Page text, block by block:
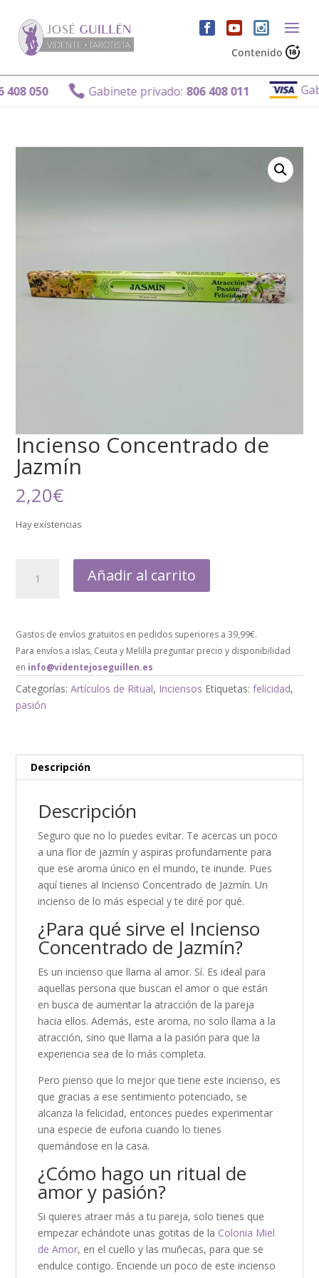
Contenido
050 Gabinete privado: 806 408 011
Incienso Concentrado de
Jazmín
2,20€
Hay existencias
Añadir al carrito
Gastos de envíos gratuitos en pedidos superiores a 39,99€.
Para envíos a islas, Ceuta y Melilla preguntar precio y disponibilidad
en info@videntejoseguillen.es
Categorías:Artículos de Ritual, Inciensos Etiquetas:felicidad,
pasión
Descripción
Descripción
Seguro que no lo puedes evitar. Te acercas un poco
a una flor de jazmín y aspiras profundamente para
que ese aroma único en el mundo, te inunde. Pues
aquí tienes al Incienso Concentrado de Jazmín. Un
incienso de lo más especial y te diré por qué.
¿Para qué sirve el Incienso
Concentrado de Jazmín?
Es un incienso que llama al amor. Sí. Es ideal para
aquellas persona que buscan el amor o que están
en busca de aumentar la atracción de la pareja
hacia ellos. Además, este aroma, no solo llama a la
atracción, sino que llama a la pasión para que la
experiencia sea de lo más completa.
Pero pienso que lo mejor que tiene este incienso, es
que gracias a ese sentimiento potenciado, se
alcanza la felicidad, entonces puedes experimentar
una especie de euforia cuando lo tienes
quemándose en la casa.
¿Cómo hago un ritual de
amor y pasión?
Si quieres atraer más a tu pareja, solo tienes que
empezar echándote unas gotitas de la Colonia Miel
de Amor, en el cuello y las muñecas, para que se
endulce contigo. Enciende un poco de este incienso